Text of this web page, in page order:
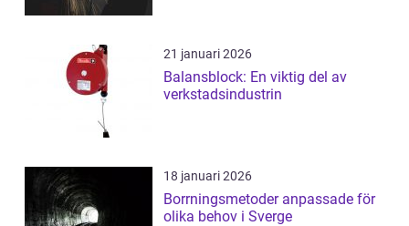
21 januari 2026
Balansblock: En viktig del av
verkstadsindustrin
18 januari 2026
Borrningsmetoder anpassade för
olika behov i Sverge